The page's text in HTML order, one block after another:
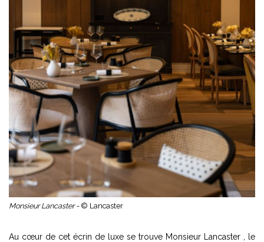
Monsieur Lancaster - © Lancaster
Au cœur de cet écrin de luxe se trouve Monsieur Lancaster , le